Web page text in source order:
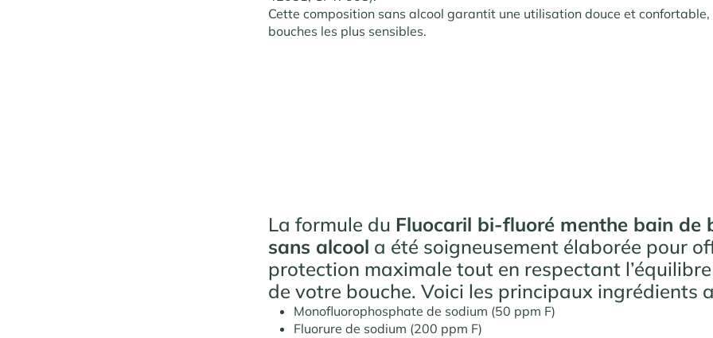
Cette composition sans alcool garantit une utilisation douce et confortable,
bouches les plus sensibles.
La formule du Fluocaril bi-fluoré menthe bain de
sans alcool a été soigneusement élaborée pour
protection maximale tout en respectant
de votre bouche. Voici les principaux ingrédients
Monofluorophosphate de sodium (50 ppm F)
Fluorure de sodium (200 ppm F)